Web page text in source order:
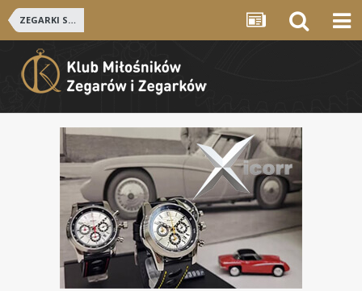
ZEGARKI SZWAJCARSKIE i NIEMIECKIE